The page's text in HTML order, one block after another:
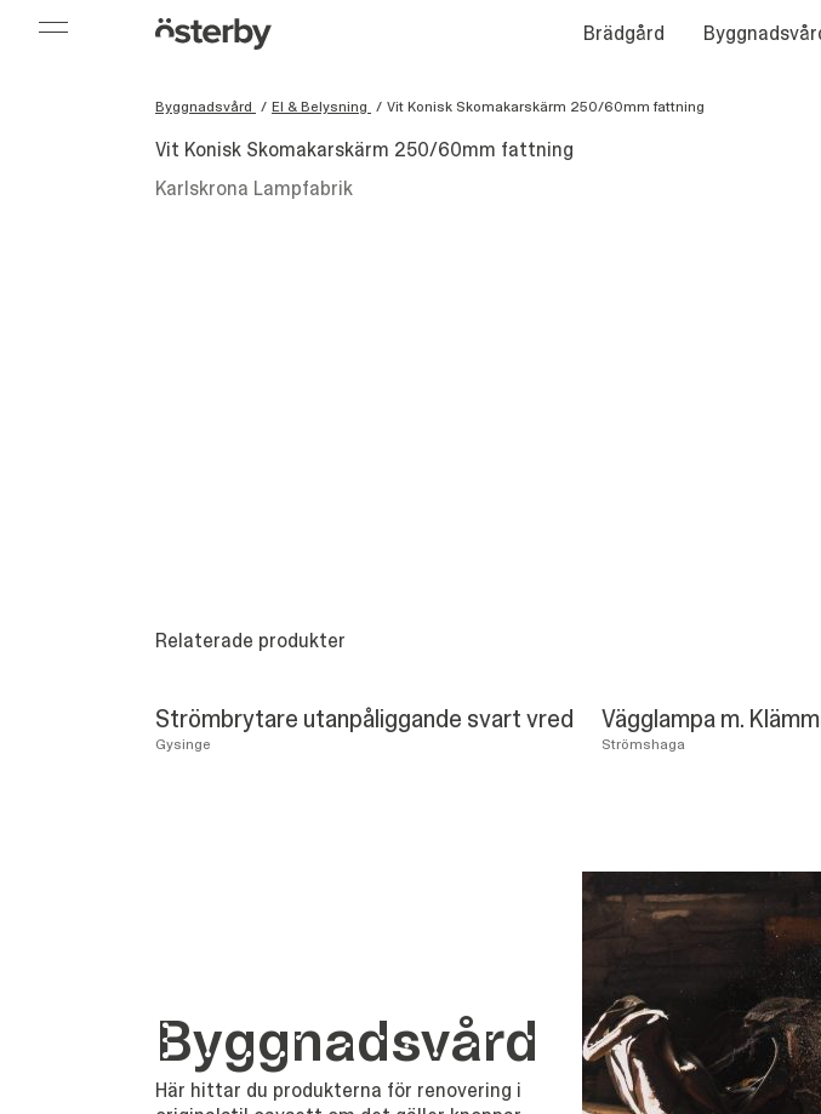
Brädgård
Byggnadsvård / El & Belysning / Vit Konisk Skomakarskärm 250/60mm fattning
Vit Konisk Skomakarskärm 250/60mm fattning
Karlskrona Lampfabrik
Relaterade produkter
Strömbrytare utanpåliggande svart vred
Gysinge
Vägglampa m.
Strömshaga
Bygg­nads­vård
Här hittar du produkterna för renovering i